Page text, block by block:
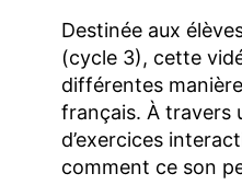
Destinée aux
(cycle 3), cette
différentes
français. À travers
d’exercices
comment ce son